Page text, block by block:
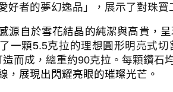
好者的夢幻逸品」，展示了對珠寶
源自於雪花結晶的純潔與高貴，
一顆5.5克拉的理想圓形明亮式
而成，總重約90克拉。每顆鑽石
，展現出閃耀亮眼的璀璨光芒。